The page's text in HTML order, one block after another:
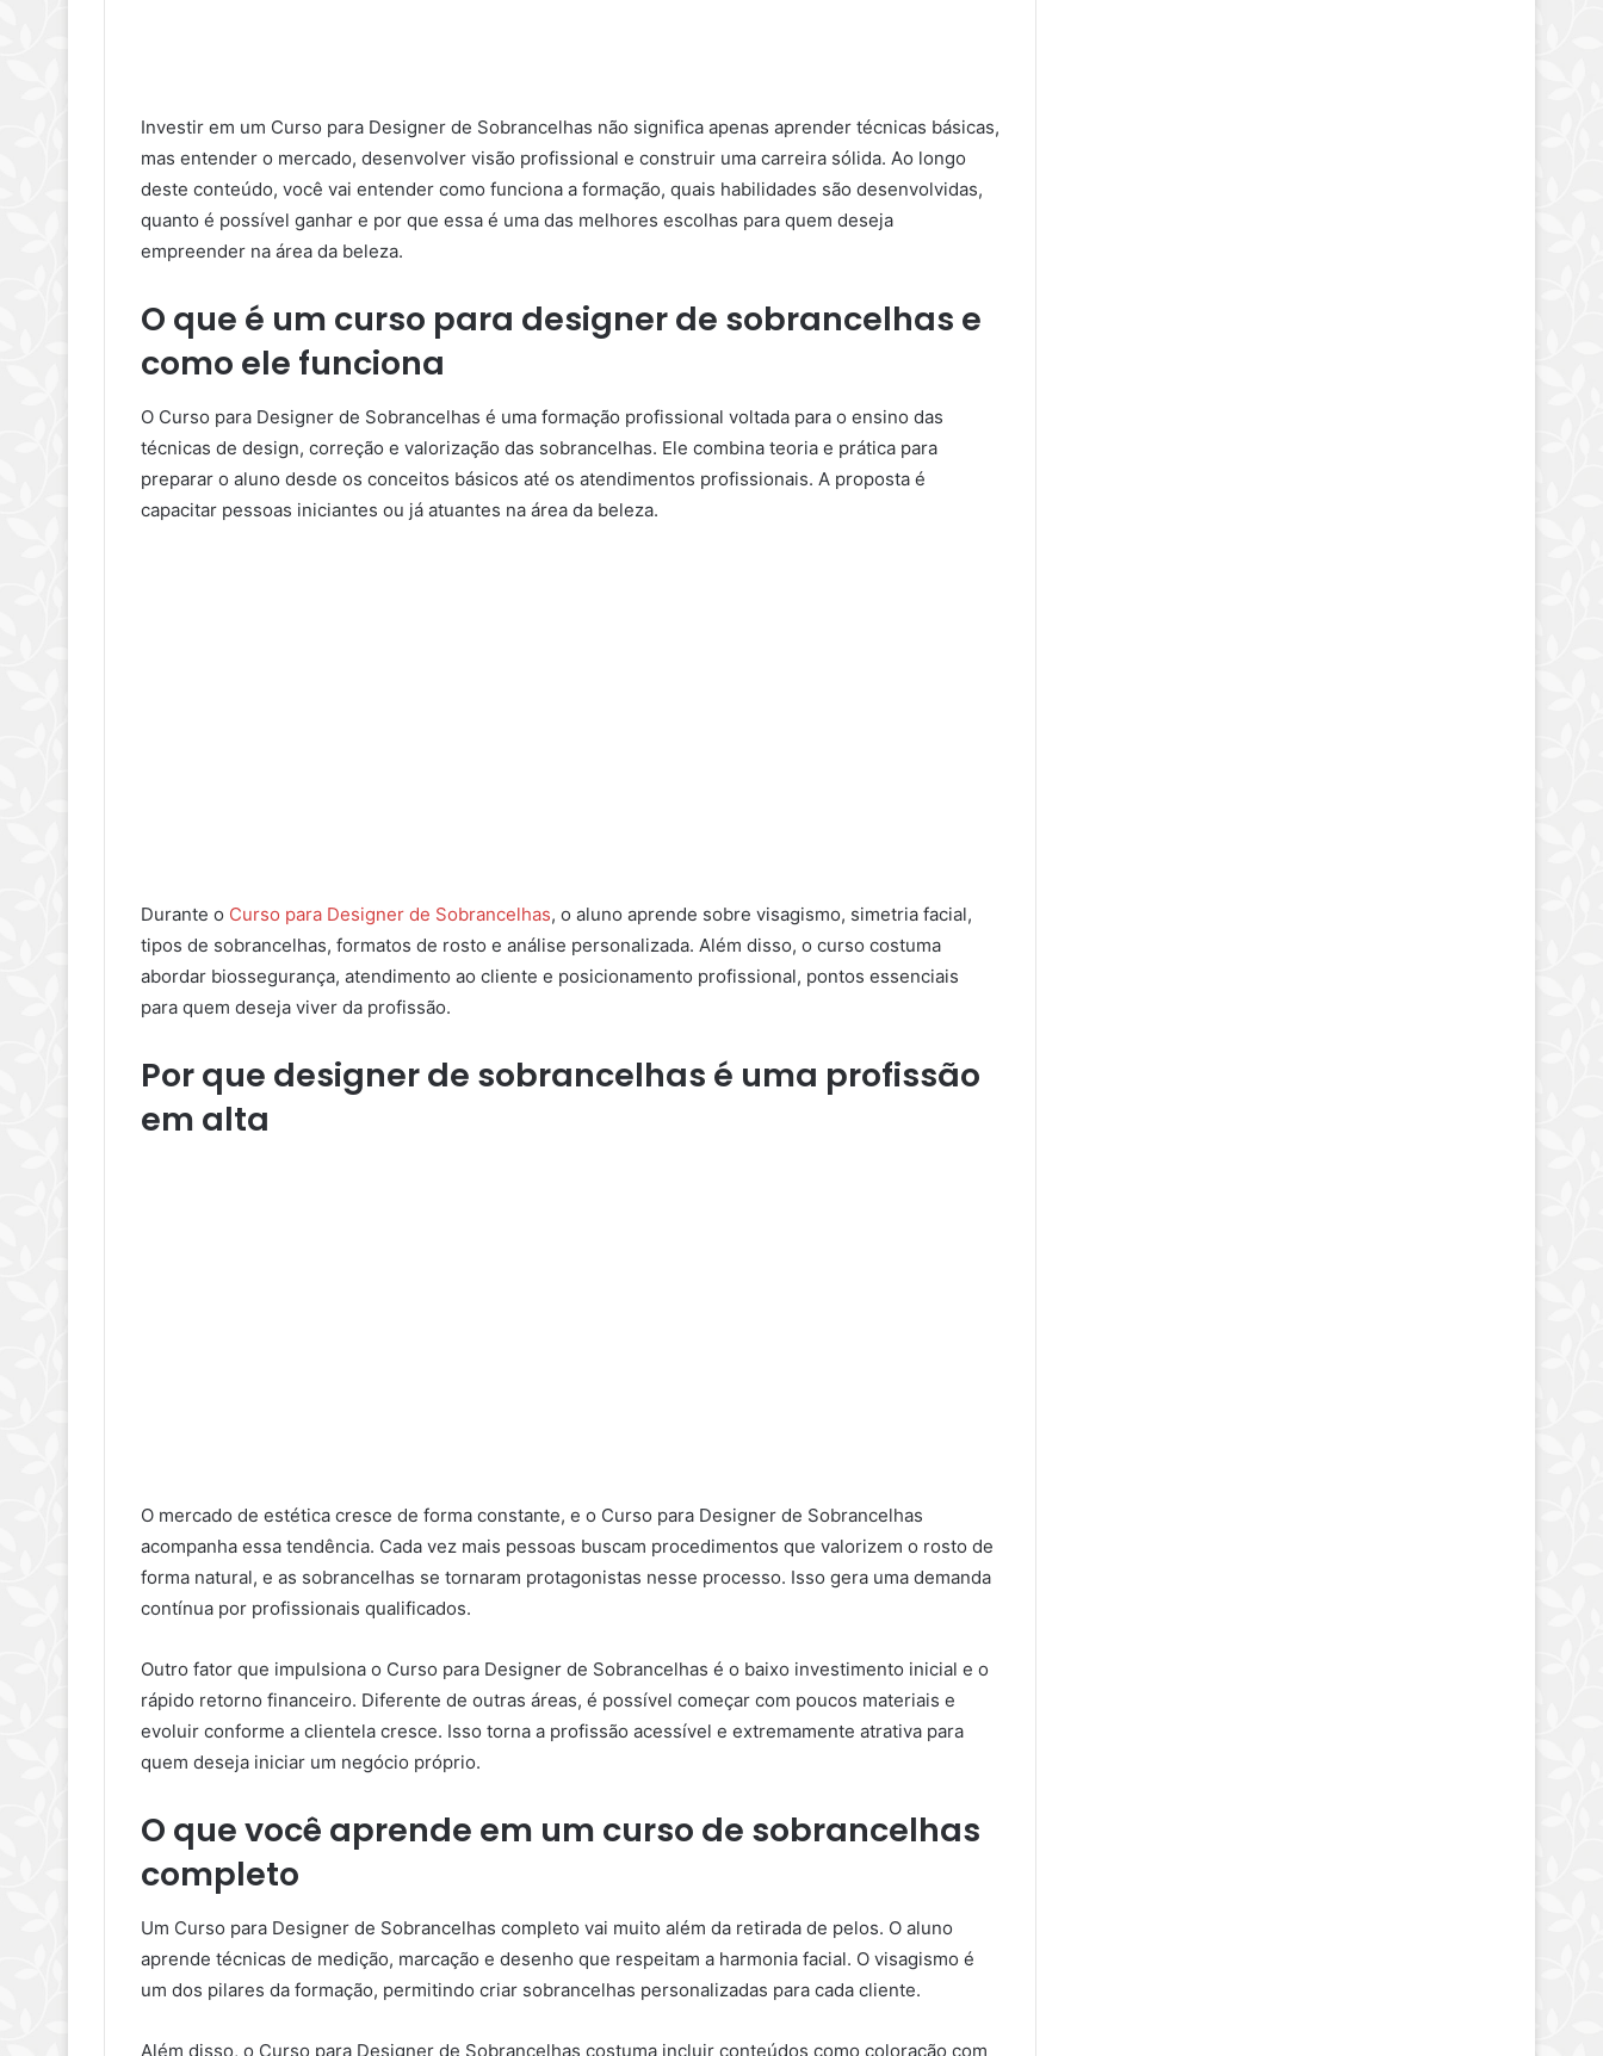
Investir em um Curso para Designer de Sobrancelhas não significa apenas aprender técnicas básicas,
mas entender o mercado, desenvolver visão profissional e construir uma carreira sólida. Ao longo
deste conteúdo, você vai entender como funciona a formação, quais habilidades são desenvolvidas,
quanto é possível ganhar e por que essa é uma das melhores escolhas para quem deseja
empreender na área da beleza.
O que é um curso para designer de sobrancelhas e
como ele funciona
O Curso para Designer de Sobrancelhas é uma formação profissional voltada para o ensino das
técnicas de design, correção e valorização das sobrancelhas. Ele combina teoria e prática para
preparar o aluno desde os conceitos básicos até os atendimentos profissionais. A proposta é
capacitar pessoas iniciantes ou já atuantes na área da beleza.
Durante o Curso para Designer de Sobrancelhas, o aluno aprende sobre visagismo, simetria facial,
tipos de sobrancelhas, formatos de rosto e análise personalizada. Além disso, o curso costuma
abordar biossegurança, atendimento ao cliente e posicionamento profissional, pontos essenciais
para quem deseja viver da profissão.
Por que designer de sobrancelhas é uma profissão
em alta
O mercado de estética cresce de forma constante, e o Curso para Designer de Sobrancelhas
acompanha essa tendência. Cada vez mais pessoas buscam procedimentos que valorizem o rosto de
forma natural, e as sobrancelhas se tornaram protagonistas nesse processo. Isso gera uma demanda
contínua por profissionais qualificados.
Outro fator que impulsiona o Curso para Designer de Sobrancelhas é o baixo investimento inicial e o
rápido retorno financeiro. Diferente de outras áreas, é possível começar com poucos materiais e
evoluir conforme a clientela cresce. Isso torna a profissão acessível e extremamente atrativa para
quem deseja iniciar um negócio próprio.
O que você aprende em um curso de sobrancelhas
completo
Um Curso para Designer de Sobrancelhas completo vai muito além da retirada de pelos. O aluno
aprende técnicas de medição, marcação e desenho que respeitam a harmonia facial. O visagismo é
um dos pilares da formação, permitindo criar sobrancelhas personalizadas para cada cliente.
Além disso, o Curso para Designer de Sobrancelhas costuma incluir conteúdos como coloração com